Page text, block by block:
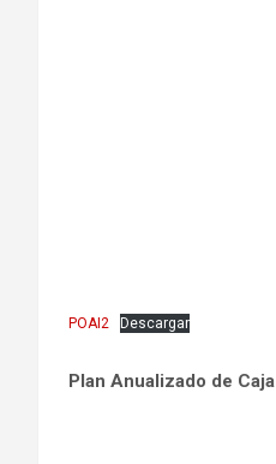
POAI2 Descargar
Plan Anualizado de Caja